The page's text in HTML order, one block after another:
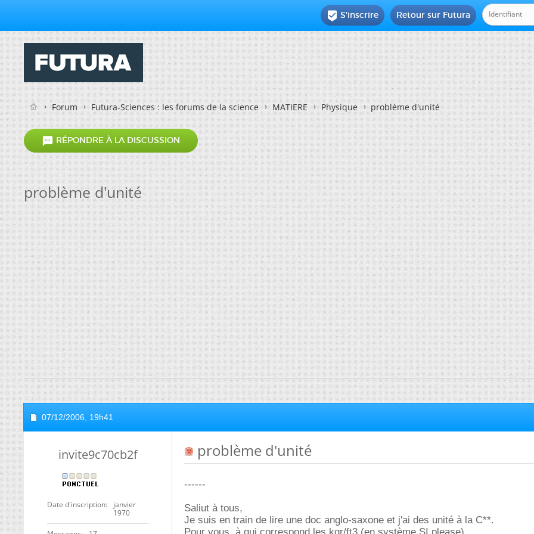
Retour sur Futura
 S'inscrire
Forum Futura-Sciences : les forums de la science MATIERE Physique problème d'unité
 RÉPONDRE À LA DISCUSSION
problème d'unité
07/12/2006, 19h41
invite9c70cb2f
Date d'inscription
janvier
1970
problème d'unité
------
Saliut à tous,
Je suis en train de lire une doc anglo-saxone et j'ai des unité à la C**.